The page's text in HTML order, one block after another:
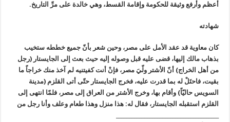
أعظم وأرفع وثيقة للحكومة وإقامة القسط، وهي خالدة على مرِّ التاريخ.
شهادته
كان معاوية قد عقد الأمل على مصر، وحين شعر بأنّ جميع خططه ستخيب
بذهاب مالك إليها، قضى عليه قبل وصوله إليه حيث بعث إلى الجايستار (رجل
من أهل الخراج) أنّ الأشتر ولّيَ مصر، فإنْ أنت كفيتنيه لم آخذ منك خراجاً ما
بقيت، فاحتَلْ له بما قدرت عليه، فخرج الجايستار حتّى أتى القلزم (مدينة
السويس حاليّاً) وأقام بها، وخرج الأشتر من العراق إلى مصر، فلمّا انتهى إلى
القلزم استقبله الجايستار، فقال له: هذا منزل وهذا طعام وعلف وأنا رجل من